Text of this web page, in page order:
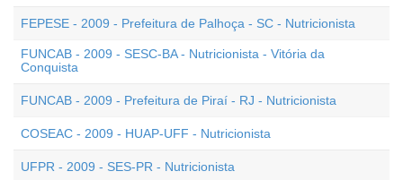
FEPESE - 2009 - Prefeitura de Palhoça - SC - Nutricionista
FUNCAB - 2009 - SESC-BA - Nutricionista - Vitória da
Conquista
FUNCAB - 2009 - Prefeitura de Piraí - RJ - Nutricionista
COSEAC - 2009 - HUAP-UFF - Nutricionista
UFPR - 2009 - SES-PR - Nutricionista